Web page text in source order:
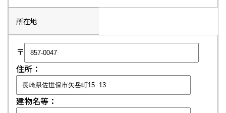
所在地
〒
住所：
建物名等：